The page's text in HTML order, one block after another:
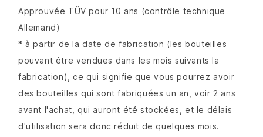
Approuvée TÜV pour 10 ans (contrôle technique
Allemand)
* à partir de la date de fabrication (les bouteilles
pouvant être vendues dans les mois suivants la
fabrication), ce qui signifie que vous pourrez avoir
des bouteilles qui sont fabriquées un an, voir 2 ans
avant l'achat, qui auront été stockées, et le délais
d'utilisation sera donc réduit de quelques mois.